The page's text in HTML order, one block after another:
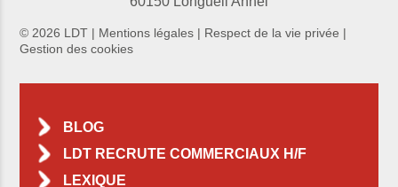
© 2026 LDT | Mentions légales | Respect de la vie privée |
Gestion des cookies
BLOG
LDT RECRUTE COMMERCIAUX H/F
LEXIQUE